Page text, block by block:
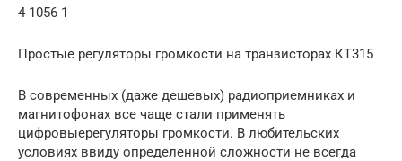
4 1056 1
Простые регуляторы громкости на транзисторах КТ315
В современных (даже дешевых) радиоприемниках и
магнитофонах все чаще стали применять
цифровыерегуляторы громкости. В любительских
условиях ввиду определенной сложности не всегда